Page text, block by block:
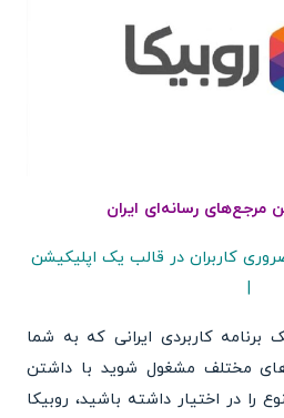
کاربران در قالب یک اپلیکیشن
|
برنامه کاربردی ایرانی که به شما
مختلف مشغول شوید با داشتن
را در اختیار داشته باشید، روبیکا